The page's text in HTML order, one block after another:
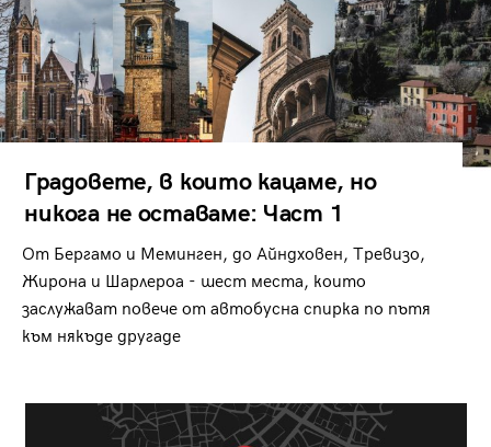
Градовете, в които кацаме, но
никога не оставаме: Част 1
От Бергамо и Меминген, до Айндховен, Тревизо,
Жирона и Шарлероа - шест места, които
заслужават повече от автобусна спирка по пътя
към някъде другаде